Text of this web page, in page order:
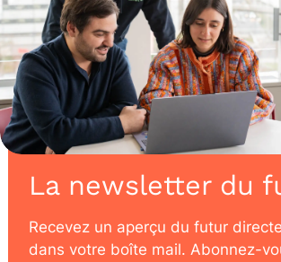
La newsletter du
Recevez un aperçu du futur
dans votre boîte mail. Abonnez-